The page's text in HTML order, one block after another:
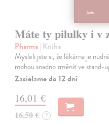
Máte ty pilulky i v
Pharma| Kniha
Mysleli jste si, že lékárna je
mohou snadno změnit ve stand-
Zasielame do 12 dní
16,01 €
16,50 € ?